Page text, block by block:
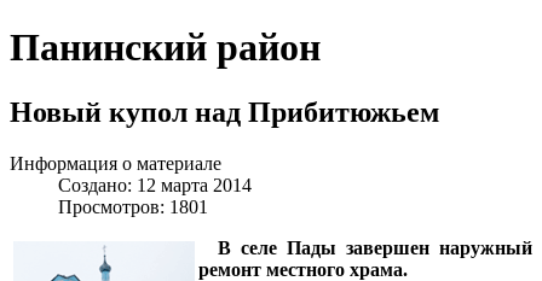
Панинский район
Новый купол над Прибитюжьем
Информация о материале
Создано: 12 марта 2014
Просмотров: 1801
В селе Пады завершен наружный
ремонт местного храма.